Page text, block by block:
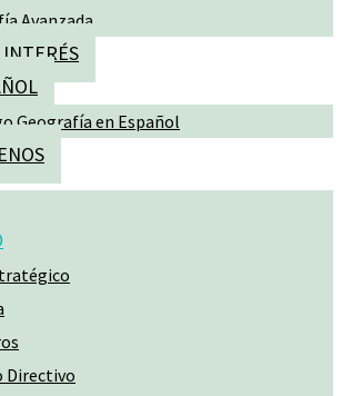
Avanzada
Geografía en Español
Directivo